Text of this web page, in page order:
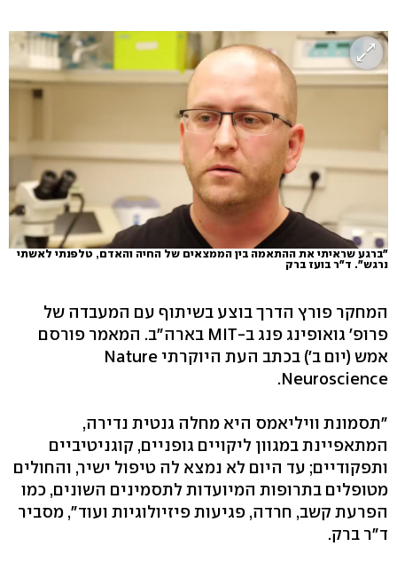
"ברגע שראיתי את ההתאמה בין הממצאים של החיה והאדם, טלפנתי לאשתי
נרגש". ד"ר בועז ברק
המחקר פורץ הדרך בוצע בשיתוף עם המעבדה של
פרופ' גואופינג פנג ב-MIT בארה"ב. המאמר פורסם
אמש (יום ב') בכתב העת היוקרתי Nature
Neuroscience.
"תסמונת וויליאמס היא מחלה גנטית נדירה,
המתאפיינת במגוון ליקויים גופניים, קוגניטיביים
ותפקודיים; עד היום לא נמצא לה טיפול ישיר, והחולים
מטופלים בתרופות המיועדות לתסמינים השונים, כמו
הפרעת קשב, חרדה, פגיעות פיזיולוגיות ועוד", מסביר
ד"ר ברק.